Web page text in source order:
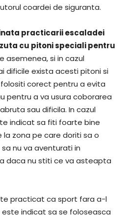
coardei de siguranta.
practicarii escaladei
cu pitoni speciali pentru
asemenea, si in cazul
dificile exista acesti pitoni si
corect pentru a evita
pentru a va usura coborarea
sau dificila. In cazul
indicat sa fiti foarte bine
zona pe care doriti sa o
nu va aventurati in
daca nu stiti ce va asteapta
practicat ca sport fara a-l
indicat sa se foloseasca